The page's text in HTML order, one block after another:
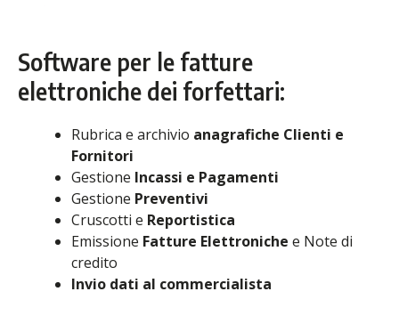
Software per le fatture
elettroniche dei forfettari:
Rubrica e archivio anagrafiche Clienti e
Fornitori
Gestione Incassi e Pagamenti
Gestione Preventivi
Cruscotti e Reportistica
Emissione Fatture Elettroniche e Note di
credito
Invio dati al commercialista